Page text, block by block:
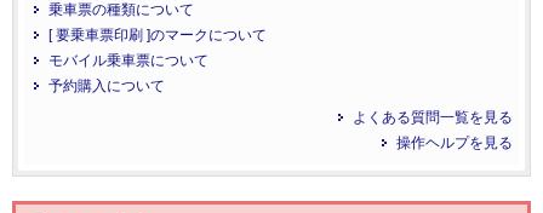
乗車票の種類について
[ 要乗車票印刷 ]のマークについて
モバイル乗車票について
予約購入について
よくある質問一覧を見る
操作ヘルプを見る